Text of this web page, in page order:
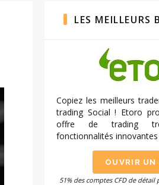
LES MEILLEURS
Copiez les meilleurs
trading Social ! Etoro
offre de trading
fonctionnalités
OUVRIR UN
51% des comptes CFD de